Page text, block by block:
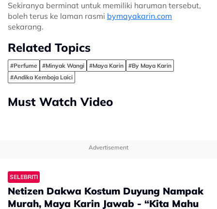
Sekiranya berminat untuk memiliki haruman tersebut,
boleh terus ke laman rasmi bymayakarin.com
sekarang.
Related Topics
#Perfume #Minyak Wangi #Maya Karin
#By Maya Karin
#Andika Kemboja Laici
Must Watch Video
Advertisement
SELEBRITI
Netizen Dakwa Kostum Duyung Nampak
Murah, Maya Karin Jawab - “Kita Mahu